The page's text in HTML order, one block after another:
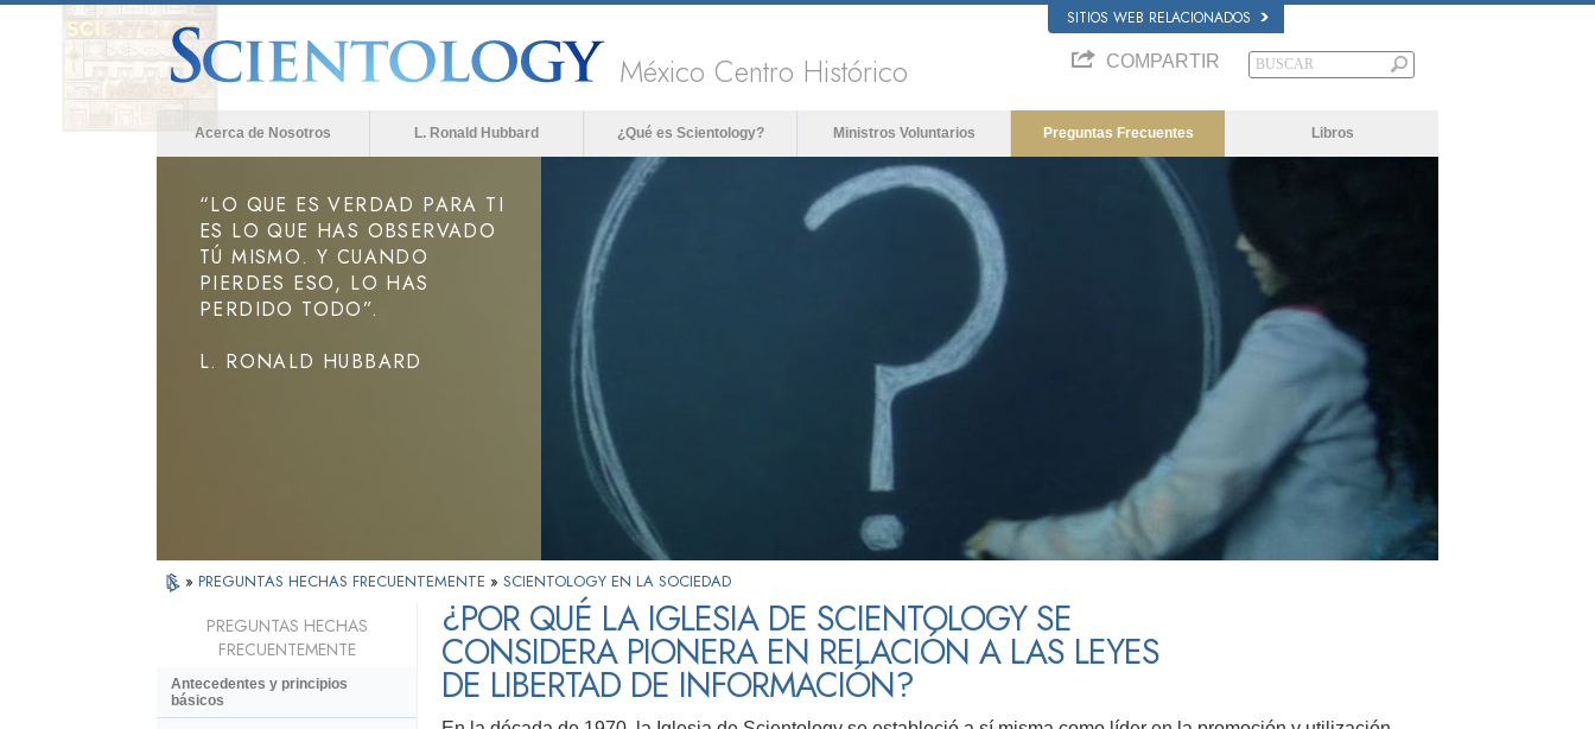
SITIOS WEB RELACIONADOS
México Centro Histórico COMPARTIR
Acerca de Nosotros L. Ronald Hubbard ¿Qué es Scientology? Ministros Voluntarios Preguntas Frecuentes Libros
“LO QUE ES VERDAD PARA TI
ES LO QUE HAS OBSERVADO
TÚ MISMO. Y CUANDO
PIERDES ESO, LO HAS
PERDIDO TODO”.
L. RONALD HUBBARD
» PREGUNTAS HECHAS FRECUENTEMENTE » SCIENTOLOGY EN LA SOCIEDAD
¿POR QUÉ LA IGLESIA DE SCIENTOLOGY SE
CONSIDERA PIONERA EN RELACIÓN A LAS LEYES
DE LIBERTAD DE INFORMACIÓN?
PREGUNTAS HECHAS
FRECUENTEMENTE
Antecedentes y principios
básicos